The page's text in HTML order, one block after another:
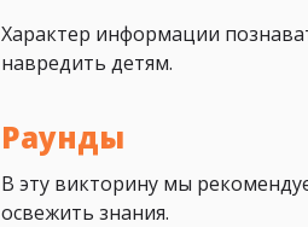
Характер информации
навредить детям.
Раунды
В эту викторину мы
освежить знания.